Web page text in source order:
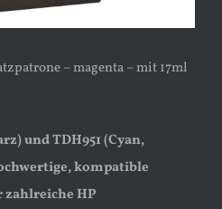
– magenta – mit 17ml
und TDH951 (Cyan,
kompatible
HP